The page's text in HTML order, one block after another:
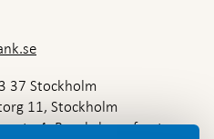
37 Stockholm
11, Stockholm
4, Brunkebergsfaret,